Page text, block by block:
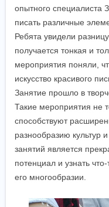
опытного специалиста
писать различные
Ребята увидели
получается тонкая и
мероприятия поняли,
искусство красивого
Занятие прошло в
Такие мероприятия не
способствуют
разнообразию культур
занятий является
потенциал и узнать
его многообразии.